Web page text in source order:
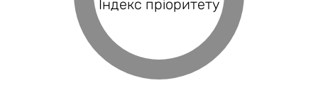
Індекс пріоритету
покриття
Індекс BRP
Оцінка проєкту